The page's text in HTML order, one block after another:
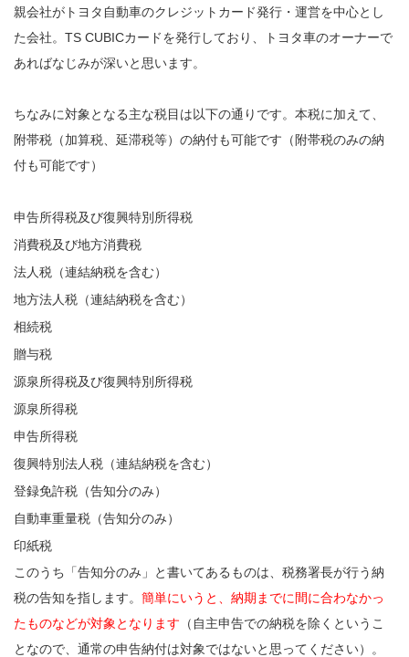
親会社がトヨタ自動車のクレジットカード発行・運営を中心とし
た会社。TS CUBICカードを発行しており、トヨタ車のオーナーで
あればなじみが深いと思います。
ちなみに対象となる主な税目は以下の通りです。本税に加えて、
附帯税（加算税、延滞税等）の納付も可能です（附帯税のみの納
付も可能です）
申告所得税及び復興特別所得税
消費税及び地方消費税
法人税（連結納税を含む）
地方法人税（連結納税を含む）
相続税
贈与税
源泉所得税及び復興特別所得税
源泉所得税
申告所得税
復興特別法人税（連結納税を含む）
登録免許税（告知分のみ）
自動車重量税（告知分のみ）
印紙税
このうち「告知分のみ」と書いてあるものは、税務署長が行う納
税の告知を指します。 簡単にいうと、納期までに間に合わなかっ
たものなどが対象となります （自主申告での納税を除くというこ
となので、通常の申告納付は対象ではないと思ってください）。